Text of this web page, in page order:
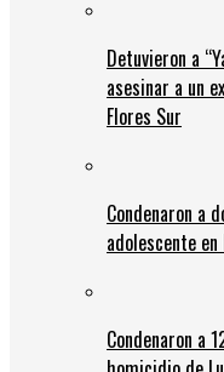
Detuvieron a
asesinar a un
Flores Sur
Condenaron a
adolescente en
Condenaron a